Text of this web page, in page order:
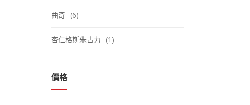
曲奇 (6)
杏仁格斯朱古力 (1)
價格